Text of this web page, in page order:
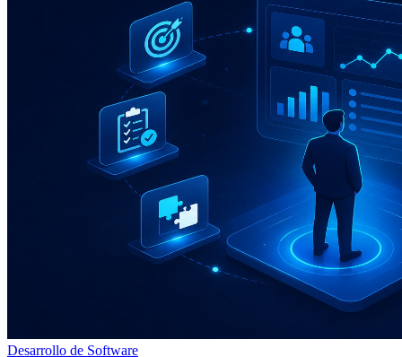
Desarrollo de Software